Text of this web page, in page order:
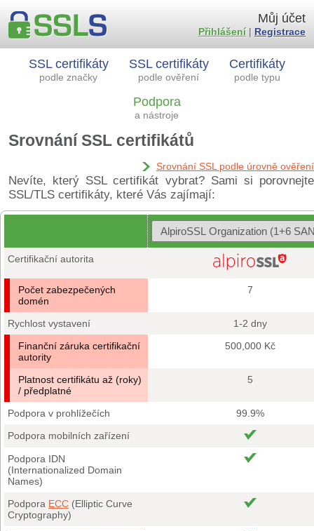
SSL certifikáty
podle značky
SSL certifikáty
podle ověření
Certifikáty
podle typu
Podpora
a nástroje
Můj účet
Přihlášení| Registrace
Srovnání SSL certifikátů
Srovnání SSL podle úrovně ověření
Nevíte, který SSL certifikát vybrat? Sami si porovnejte
SSL/TLS certifikáty, které Vás zajímají:
Certifikační autorita
Počet zabezpečených
domén
7
Rychlost vystavení
1-2 dny
Finanční záruka certifikační
autority
500,000 Kč
Platnost certifikátu až (roky)
/ předplatné
5
Podpora v prohlížečích
99.9%
Podpora mobilních zařízení
Podpora IDN
(Internationalized Domain
Names)
Podpora ECC (Elliptic Curve
Cryptography)